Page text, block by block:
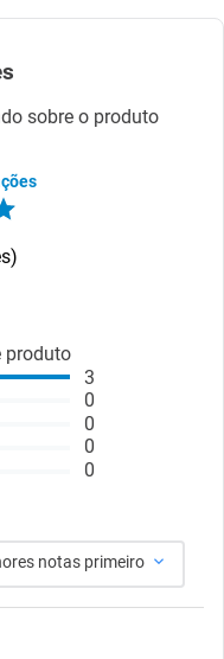
sobre o produto
produto
3
0
0
0
0
notas primeiro